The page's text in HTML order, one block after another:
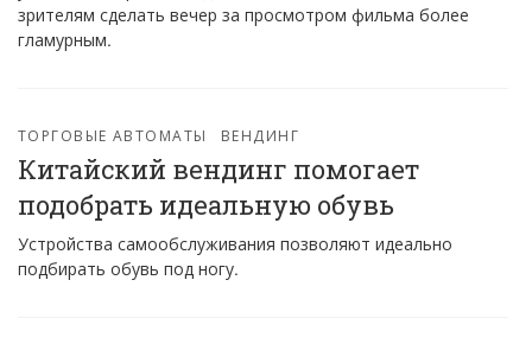
зрителям сделать вечер за просмотром фильма более
гламурным.
ТОРГОВЫЕ АВТОМАТЫ ВЕНДИНГ
Китайский вендинг помогает
подобрать идеальную обувь
Устройства самообслуживания позволяют идеально
подбирать обувь под ногу.